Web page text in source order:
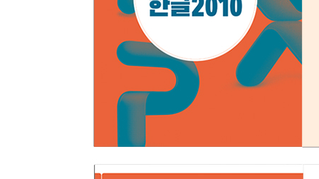
01 데이터 입력 및 제목 입력
02 함수식의 사용
PART. 02 서식 지정
01 글꼴 서식 및 열 너비 서식 지정
02 표시형식과 조건부서식 및 윤곽선 지정
02 차트 만들기